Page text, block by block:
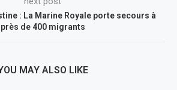
: La Marine Royale porte secours à
près de 400 migrants
MAY ALSO LIKE